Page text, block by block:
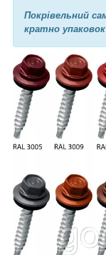
Покрівельний
кратно